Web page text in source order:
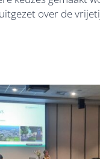
over de